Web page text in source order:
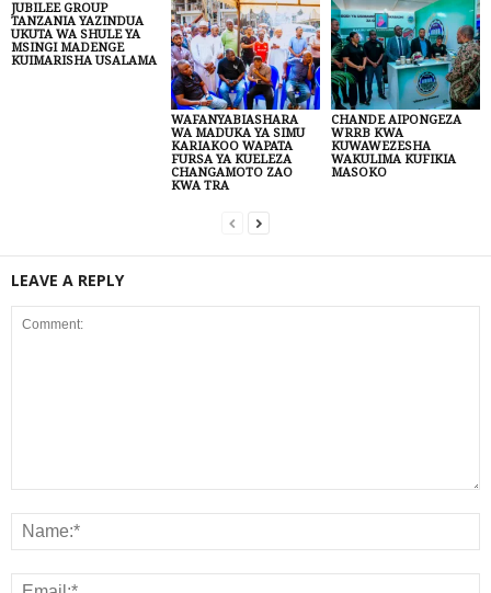
JUBILEE GROUP
TANZANIA YAZINDUA
UKUTA WA SHULE YA
MSINGI MADENGE
KUIMARISHA USALAMA
WAFANYABIASHARA
WA MADUKA YA SIMU
KARIAKOO WAPATA
FURSA YA KUELEZA
CHANGAMOTO ZAO
KWA TRA
CHANDE AIPONGEZA
WRRB KWA
KUWAWEZESHA
WAKULIMA KUFIKIA
MASOKO
LEAVE A REPLY